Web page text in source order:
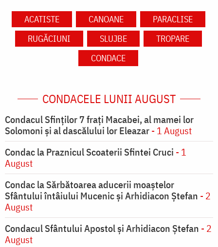
ACATISTE CANOANE
PARACLISE
RUGĂCIUNI
SLUJBE
TROPARE
CONDACE
CONDACELE LUNII AUGUST
Condacul Sfinţilor 7 fraţi Macabei, al mamei lor
Solomoni şi al dascălului lor Eleazar- 1 August
Condac la Praznicul Scoaterii Sfintei Cruci - 1
August
Condac la Sărbătoarea aducerii moaştelor
Sfântului întâiului Mucenic şi Arhidiacon Ştefan - 2
August
Condacul Sfântului Apostol și Arhidiacon Ștefan - 2
August